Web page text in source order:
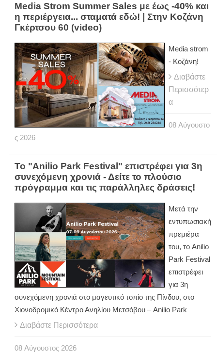
Media Strom Summer Sales με έως -40% και
η περιέργεια... σταματά εδώ! | Στην Κοζάνη
Γκέρτσου 60 (video)
Media strom
- Κοζάνη!
Διαβάστε
Περισσότερ
α
08 Αύγουστο
ς 2026
Το "Anilio Park Festival" επιστρέφει για 3η
συνεχόμενη χρονιά - Δείτε το πλούσιο
πρόγραμμα και τις παράλληλες δράσεις!
Μετά την
εντυπωσιακή
πρεμιέρα
του, το Anilio
Park Festival
επιστρέφει
για 3η
συνεχόμενη χρονιά στο μαγευτικό τοπίο της Πίνδου, στο
Χιονοδρομικό Κέντρο Ανηλίου Μετσόβου – Anilio Park
Διαβάστε Περισσότερα
08 Αύγουστος 2026